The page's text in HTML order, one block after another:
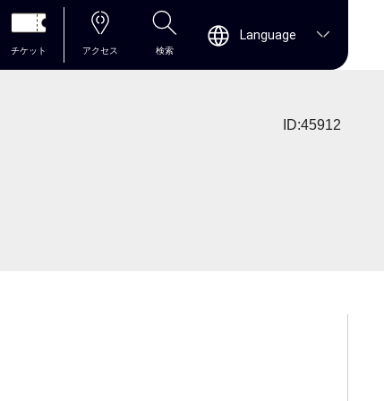
チケット アクセス 検索
Language
ID:45912